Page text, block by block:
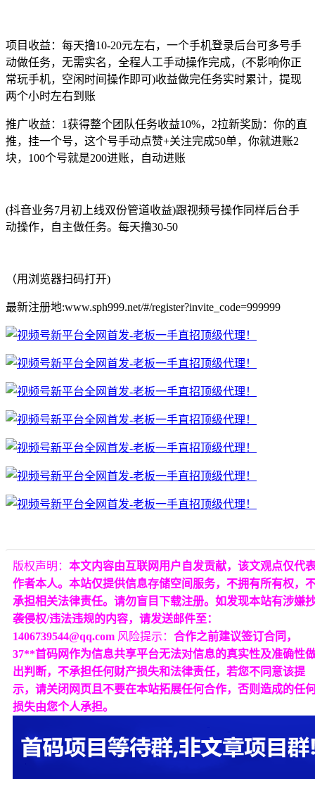
项目收益：每天撸10-20元左右，一个手机登录后台可多号手
动做任务，无需实名，全程人工手动操作完成，(不影响你正
常玩手机，空闲时间操作即可)收益做完任务实时累计，提现
两个小时左右到账
推广收益：1获得整个团队任务收益10%，2拉新奖励：你的直
推，挂一个号，这个号手动点赞+关注完成50单，你就进账2
块，100个号就是200进账，自动进账
(抖音业务7月初上线双份管道收益)跟视频号操作同样后台手
动操作，自主做任务。每天撸30-50
（用浏览器扫码打开)
最新注册地:www.sph999.net/#/register?invite_code=999999
版权声明： 本文内容由互联网用户自发贡献，该文观点仅代
作者本人。本站仅提供信息存储空间服务，不拥有所有权，
承担相关法律责任。请勿盲目下载注册。如发现本站有涉嫌
袭侵权/违法违规的内容，请发送邮件至：
1406739544@qq.com 风险提示： 合作之前建议签订合同，
37**首码网作为信息共享平台无法对信息的真实性及准确性
出判断，不承担任何财产损失和法律责任，若您不同意该提
示，请关闭网页且不要在本站拓展任何合作，否则造成的任
损失由您个人承担。